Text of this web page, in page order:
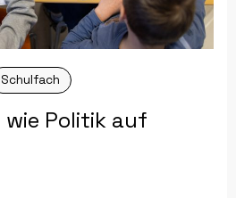
Schulfach
wie Politik auf